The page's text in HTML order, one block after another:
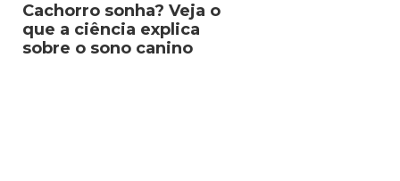
Cachorro sonha? Veja o
que a ciência explica
sobre o sono canino